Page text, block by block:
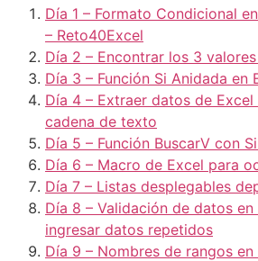
Día 1 – Formato Condicional
– Reto40Excel
Día 2 – Encontrar los 3
Día 3 – Función Si Anidada en
Día 4 – Extraer datos de
cadena de texto
Día 5 – Función BuscarV con
Día 6 – Macro de Excel para
Día 7 – Listas desplegables
Día 8 – Validación de datos
ingresar datos repetidos
Día 9 – Nombres de rangos